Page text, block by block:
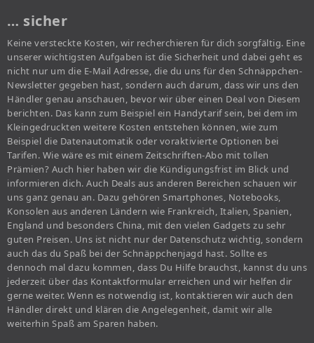
… sicher
Keine versteckte Kosten, wir recherchieren für dich sorgfältig. Eine
unserer wichtigsten Aufgaben ist die Sicherheit und dabei geht es
nicht nur um die E-Mail Adresse, die du uns für den Schnäppchen-
Newsletter gegeben hast, sondern auch darum, dass wir uns den
Händler genau anschauen, bevor wir über einen Deal von Diesem
berichten. Das kann zum Beispiel ein Handytarif sein, bei dem im
Kleingedruckten weitere Kosten entstehen können, wie zum
Beispiel die Datenautomatik oder voraktivierte Optionen bei
Tarifen. Wie wäre es mit einem Zeitschriften-Abo mit tollen
Prämien? Auch hier haben wir die Kündigungsfrist im Blick und
informieren dich. Auch Deals aus anderen Bereichen schauen wir
uns ganz genau an. Dazu gehören Smartphones, Notebooks,
Konsolen aus anderen Ländern wie Frankreich, Italien, Spanien,
England und besonders China, mit den vielen Gadgets zu sehr
guten Preisen. Uns ist nicht nur der Datenschutz wichtig, sondern
auch das du Spaß bei der Schnäppchenjagd hast. Sollte es
dennoch mal dazu kommen, dass Du Hilfe brauchst, kannst du uns
jederzeit über das Kontaktformular erreichen und wir helfen dir
gerne weiter. Wenn es notwendig ist, kontaktieren wir auch den
Händler direkt und klären die Angelegenheit, damit wir alle
weiterhin Spaß am Sparen haben.